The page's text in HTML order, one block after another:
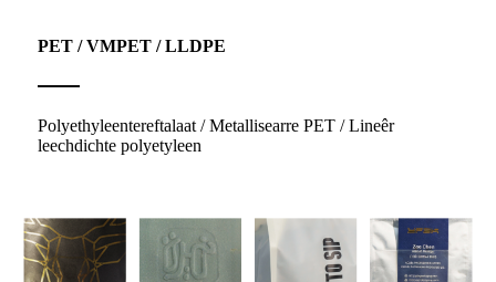
PET / VMPET / LLDPE
Polyethyleentereftalaat / Metallisearre PET / Lineêr
leechdichte polyetyleen